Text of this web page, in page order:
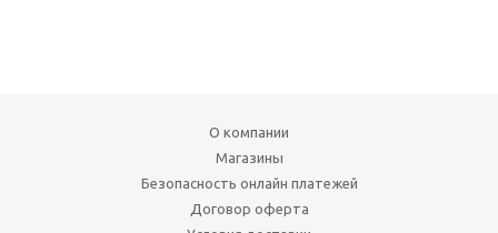
О компании
Магазины
Безопасность онлайн платежей
Договор оферта